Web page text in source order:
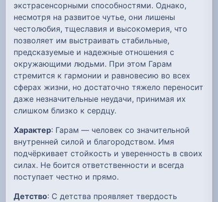
экстрасенсорными способностями. Однако,
несмотря на развитое чутье, они лишены
честолюбия, тщеславия и высокомерия, что
позволяет им выстраивать стабильные,
предсказуемые и надежные отношения с
окружающими людьми. При этом Гарам
стремится к гармонии и равновесию во всех
сферах жизни, но достаточно тяжело переносит
даже незначительные неудачи, принимая их
слишком близко к сердцу.
Характер: Гарам — человек со значительной
внутренней силой и благородством. Имя
подчёркивает стойкость и уверенность в своих
силах. Не боится ответственности и всегда
поступает честно и прямо.
Детство: С детства проявляет твердость